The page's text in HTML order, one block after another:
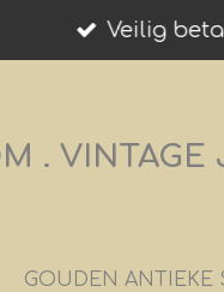
Veilig
. VINTAGE
GOUDEN ANTIEKE